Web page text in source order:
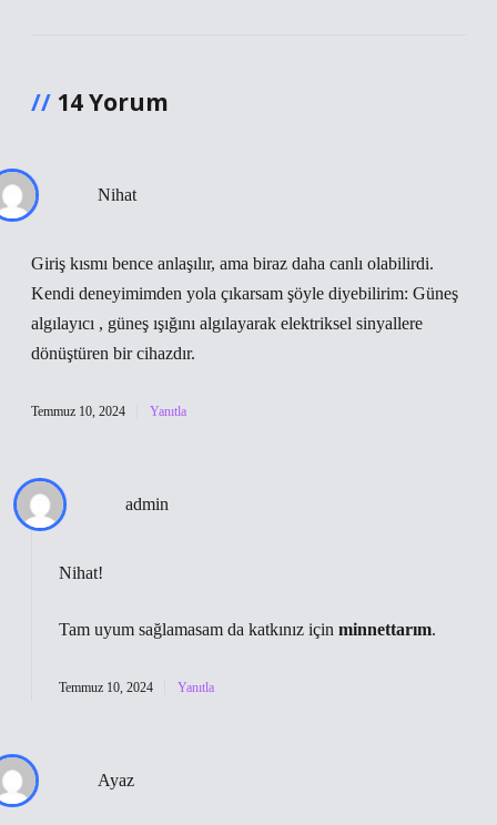
14 Yorum
Nihat
Giriş kısmı bence anlaşılır, ama biraz daha canlı olabilirdi.
Kendi deneyimimden yola çıkarsam şöyle diyebilirim: Güneş
algılayıcı , güneş ışığını algılayarak elektriksel sinyallere
dönüştüren bir cihazdır.
Temmuz 10, 2024 Yanıtla
admin
Nihat!
Tam uyum sağlamasam da katkınız için minnettarım.
Temmuz 10, 2024 Yanıtla
Ayaz